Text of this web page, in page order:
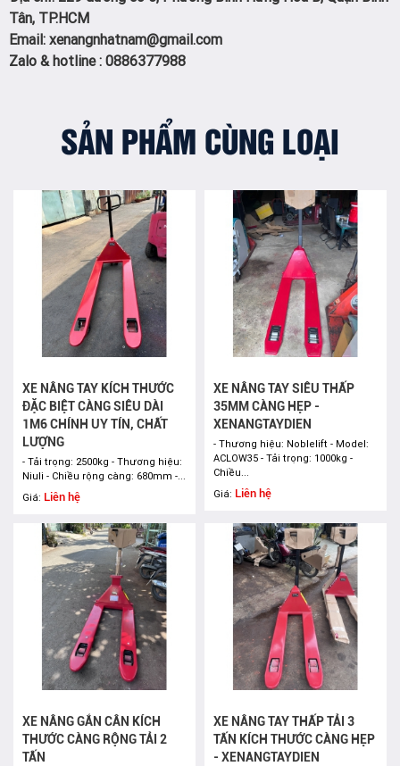
Tân, TP.HCM
Email: xenangnhatnam@gmail.com
Zalo & hotline : 0886377988
SẢN PHẨM CÙNG LOẠI
XE NÂNG TAY KÍCH THƯỚC
ĐẶC BIỆT CÀNG SIÊU DÀI
1M6 CHÍNH UY TÍN, CHẤT
LƯỢNG
- Tải trọng: 2500kg - Thương hiệu:
Niuli - Chiều rộng càng: 680mm -...
Giá: Liên hệ
XE NÂNG TAY SIÊU THẤP
35MM CÀNG HẸP -
XENANGTAYDIEN
- Thương hiệu: Noblelift - Model:
ACLOW35 - Tải trọng: 1000kg -
Chiều...
Giá: Liên hệ
XE NÂNG GẮN CÂN KÍCH
THƯỚC CÀNG RỘNG TẢI 2
TẤN
XE NÂNG TAY THẤP TẢI 3
TẤN KÍCH THƯỚC CÀNG HẸP
- XENANGTAYDIEN